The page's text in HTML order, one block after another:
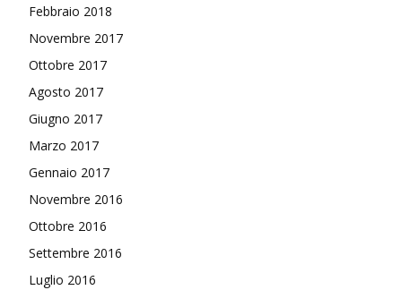
Febbraio 2018
Novembre 2017
Ottobre 2017
Agosto 2017
Giugno 2017
Marzo 2017
Gennaio 2017
Novembre 2016
Ottobre 2016
Settembre 2016
Luglio 2016